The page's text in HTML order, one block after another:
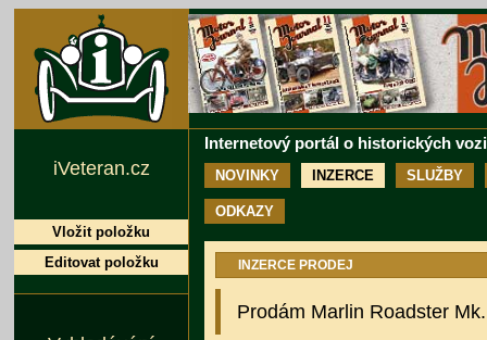
Internetový portál o historických
NOVINKY INZERCE SLUŽBY
ODKAZY
INZERCE PRODEJ
Prodám Marlin Roadster
iVeteran.cz
Vložit položku
Editovat položku